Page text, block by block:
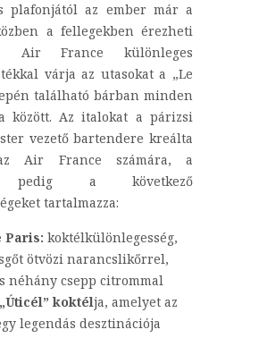
plafonjától az ember már a
a fellegekben érezheti
Air France különleges
várja az utasokat a „Le
található bárban minden
között. Az italokat a párizsi
vezető bartendere kreálta
Air France számára, a
pedig a következő
tartalmazza:
Paris: koktélkülönlegesség,
ötvözi narancslikőrrel,
néhány csepp citrommal
„Úticél” koktélja, amelyet az
legendás desztinációja